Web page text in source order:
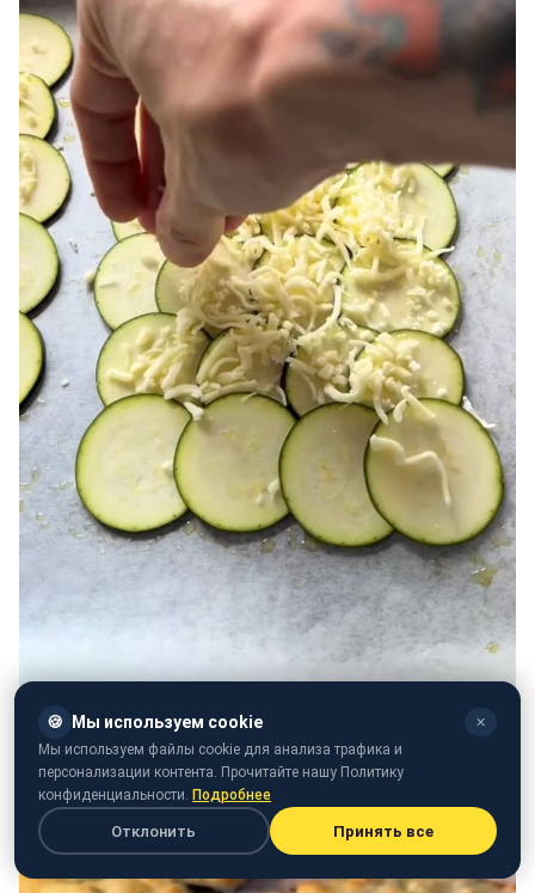
🍪 Мы используем cookie ✕
Мы используем файлы cookie для анализа трафика и
персонализации контента. Прочитайте нашу Политику
конфиденциальности. Подробнее
Отклонить Принять все